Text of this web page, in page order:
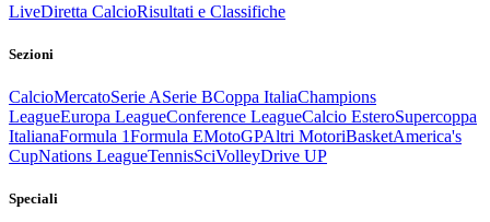
LiveDiretta CalcioRisultati e Classifiche
Sezioni
CalcioMercatoSerie ASerie BCoppa ItaliaChampions
LeagueEuropa LeagueConference LeagueCalcio EsteroSupercoppa
ItalianaFormula 1Formula EMotoGPAltri MotoriBasketAmerica's
CupNations LeagueTennisSciVolleyDrive UP
Speciali